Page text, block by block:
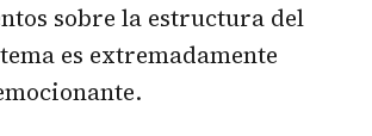
sobre la estructura del
es extremadamente